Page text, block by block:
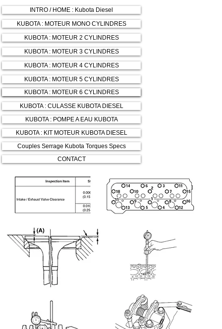
KUBOTA : MOTEUR 6 CYLINDRES
KUBOTA : MOTEUR 3 CYLINDRES
KUBOTA : MOTEUR 5 CYLINDRES
KUBOTA : CULASSE KUBOTA DIESEL
Couples Serrage Kubota Torques Specs
CONTACT
KUBOTA : MOTEUR MONO CYLINDRES
INTRO / HOME : Kubota Diesel
KUBOTA : MOTEUR 2 CYLINDRES
KUBOTA : MOTEUR 4 CYLINDRES
KUBOTA : POMPE A EAU KUBOTA
KUBOTA : KIT MOTEUR KUBOTA DIESEL
KUBOTA : MOTEUR 6 CYLINDRES